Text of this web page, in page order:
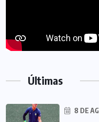
Últimas
8 DE